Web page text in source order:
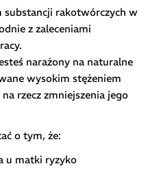
substancji rakotwórczych w
z zaleceniami
narażony na naturalne
wysokim stężeniem
rzecz zmniejszenia jego
o tym, że:
u matki ryzyko